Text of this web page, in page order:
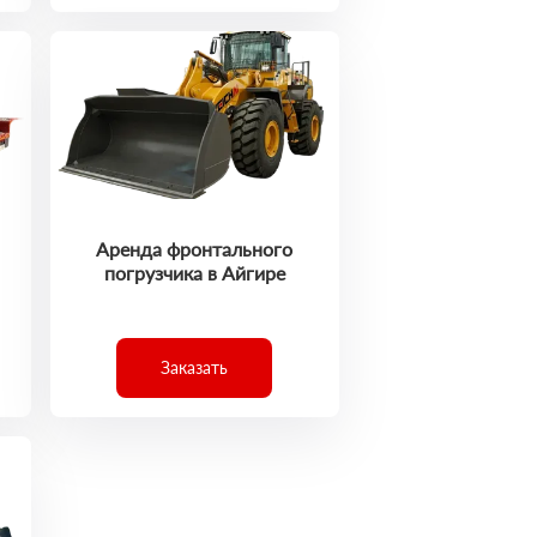
Аренда фронтального
погрузчика в Айгире
Заказать